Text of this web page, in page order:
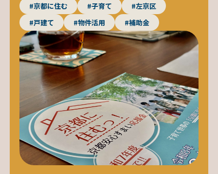
#京都に住む #子育て
#左京区
#戸建て
#物件活用 #補助金